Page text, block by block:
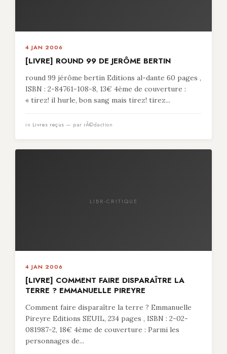
4 JAN 2006
[LIVRE] ROUND 99 DE JERÔME BERTIN
round 99 jérôme bertin Editions al-dante 60 pages ,
ISBN : 2-84761-108-8, 13€ 4ème de couverture :
« tirez! il hurle, bon sang mais tirez! tirez...
in Livres reçus — par rÃ©daction
LIBR-CRITIQUE
4 JAN 2006
[LIVRE] COMMENT FAIRE DISPARAÎTRE LA
TERRE ? EMMANUELLE PIREYRE
Comment faire disparaître la terre ? Emmanuelle
Pireyre Editions SEUIL, 234 pages , ISBN : 2-02-
081987-2, 18€ 4ème de couverture : Parmi les
personnages de...